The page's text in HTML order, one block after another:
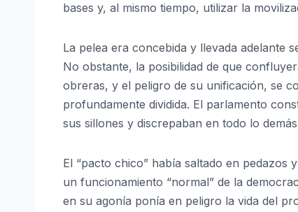
bases y, al mismo tiempo, utilizar la
La pelea era concebida y llevada adelante
No obstante, la posibilidad de que
obreras, y el peligro de su unificación, se
profundamente dividida. El parlamento
sus sillones y discrepaban en todo lo
El “pacto chico” había saltado en pedazos
un funcionamiento “normal” de la
en su agonía ponía en peligro la vida del